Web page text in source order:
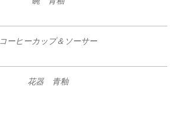
コーヒーカップ＆ソーサー
花器 青釉